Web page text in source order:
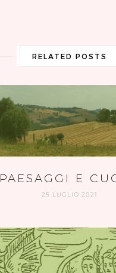
RELATED POSTS
PAESAGGI E
25 LUGLIO 2021